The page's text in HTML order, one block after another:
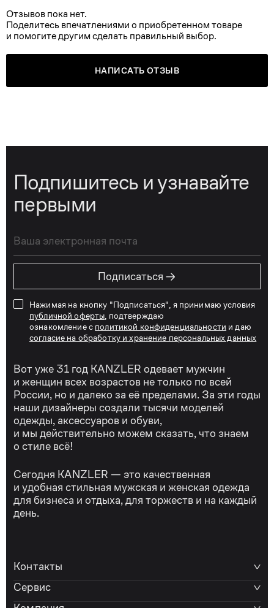
Отзывов пока нет.
Поделитесь впечатлениями о приобретенном товаре
и помогите другим сделать правильный выбор.
НАПИСАТЬ ОТЗЫВ
Подпишитесь и узнавайте
первыми
Подписаться →
Нажимая на кнопку "Подписаться", я принимаю условия
публичной оферты , подтверждаю
ознакомление с политикой конфиденциальности и даю
согласие на обработку и хранение персональных данных
Вот уже 31 год KANZLER одевает мужчин
и женщин всех возрастов не только по всей
России, но и далеко за её пределами. За эти годы
наши дизайнеры создали тысячи моделей
одежды, аксессуаров и обуви,
и мы действительно можем сказать, что знаем
о стиле всё!
Сегодня KANZLER — это качественная
и удобная стильная мужская и женская одежда
для бизнеса и отдыха, для торжеств и на каждый
день.
Контакты
Сервис